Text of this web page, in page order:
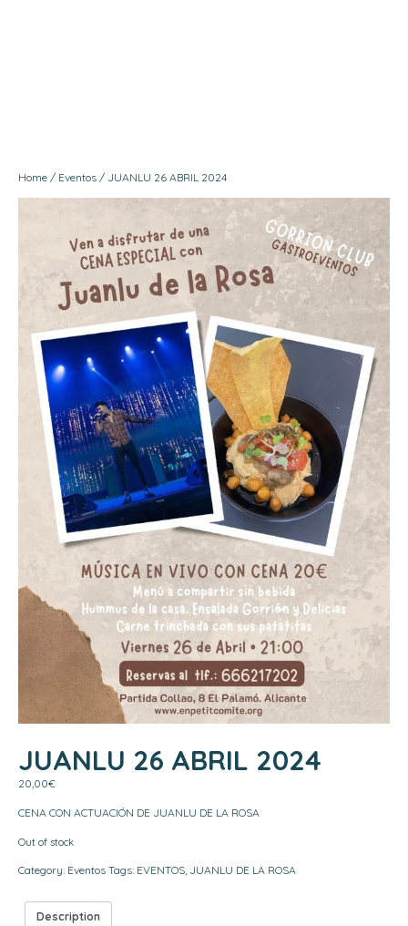
Home / Eventos / JUANLU 26 ABRIL 2024
JUANLU 26 ABRIL 2024
20,00€
CENA CON ACTUACIÓN DE JUANLU DE LA ROSA
Out of stock
Category: Eventos Tags: EVENTOS, JUANLU DE LA ROSA
Description